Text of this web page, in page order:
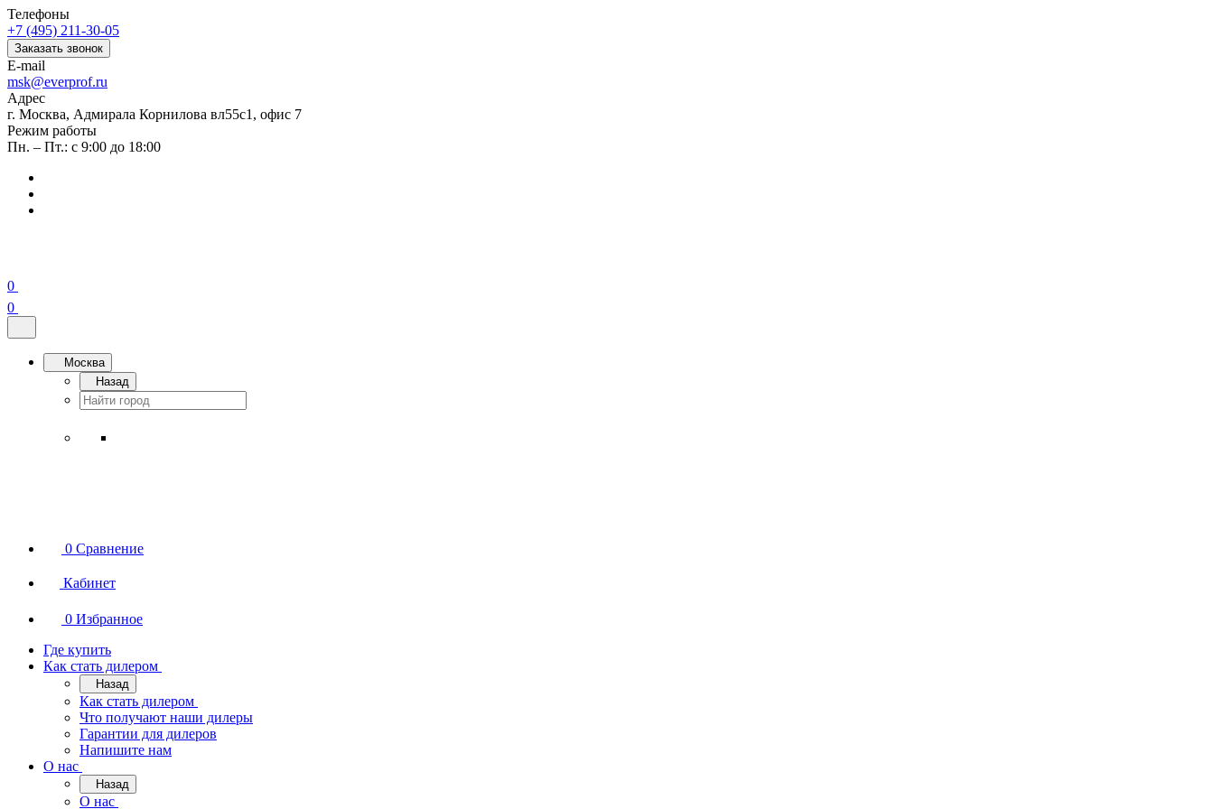
Телефоны
+7 (495) 211-30-05
Заказать звонок
E-mail
msk@everprof.ru
Адрес
г. Москва, Адмирала Корнилова вл55с1, офис 7
Режим работы
Пн. – Пт.: с 9:00 до 18:00
0
0
Москва
Назад
0 Сравнение
Кабинет
0 Избранное
Где купить
Как стать дилером
Назад
Как стать дилером
Что получают наши дилеры
Гарантии для дилеров
Напишите нам
О нас
Назад
О нас